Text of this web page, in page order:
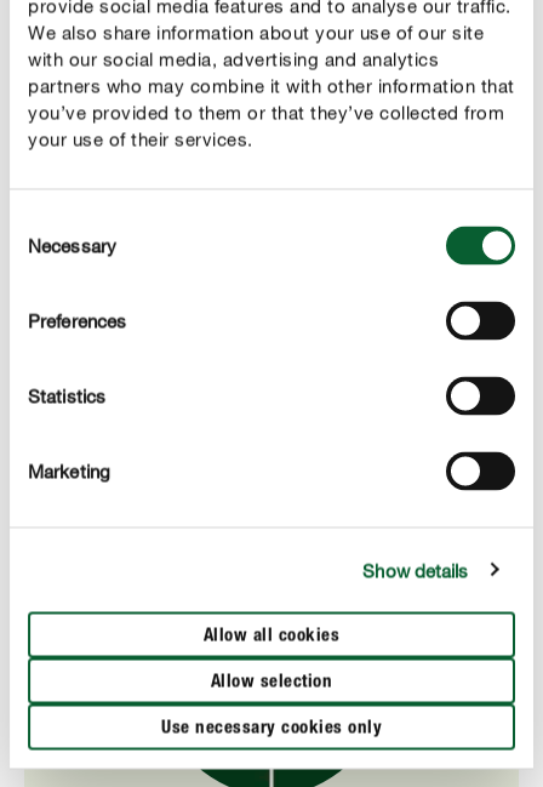
provide social media features and to analyse our traffic.
We also share information about your use of our site
with our social media, advertising and analytics
partners who may combine it with other information that
you’ve provided to them or that they’ve collected from
your use of their services.
Selection
Necessary
Preferences
Statistics
Marketing
Show details
Allow all cookies
Allow selection
Use necessary cookies only
Il principio attivo microincapsulato assicura l’azione
duratura fino all’eliminazione completa della colonia in 2–
3 settimane
Senza residui visibili e odori sgradevoli
rischio di ingestione accidentale grazie alla sostanza